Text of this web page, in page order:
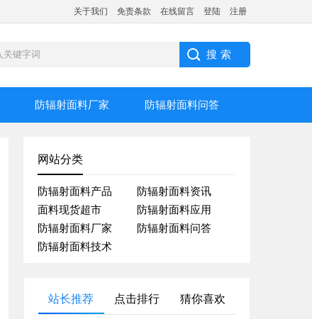
关于我们 免责条款 在线留言 登陆 注册
防辐射面料厂家 防辐射面料问答
网站分类
防辐射面料产品
防辐射面料资讯
面料现货超市
防辐射面料应用
防辐射面料厂家
防辐射面料问答
防辐射面料技术
站长推荐 点击排行 猜你喜欢